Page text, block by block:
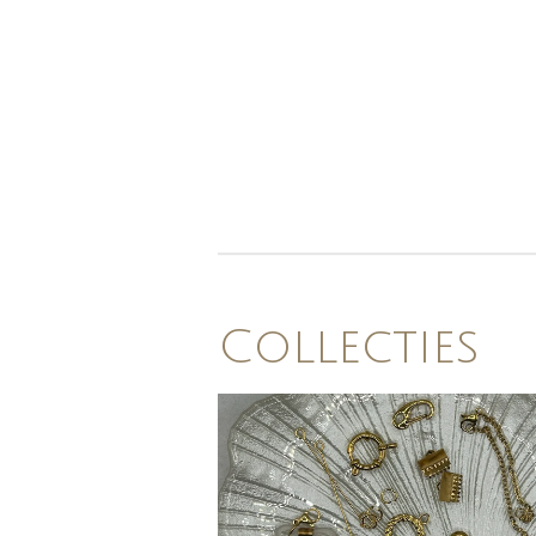
Collecties